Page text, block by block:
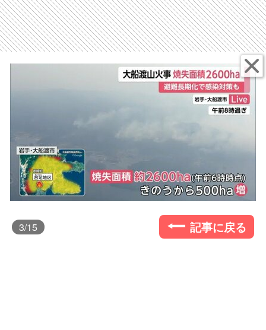
3/15 記事に戻る